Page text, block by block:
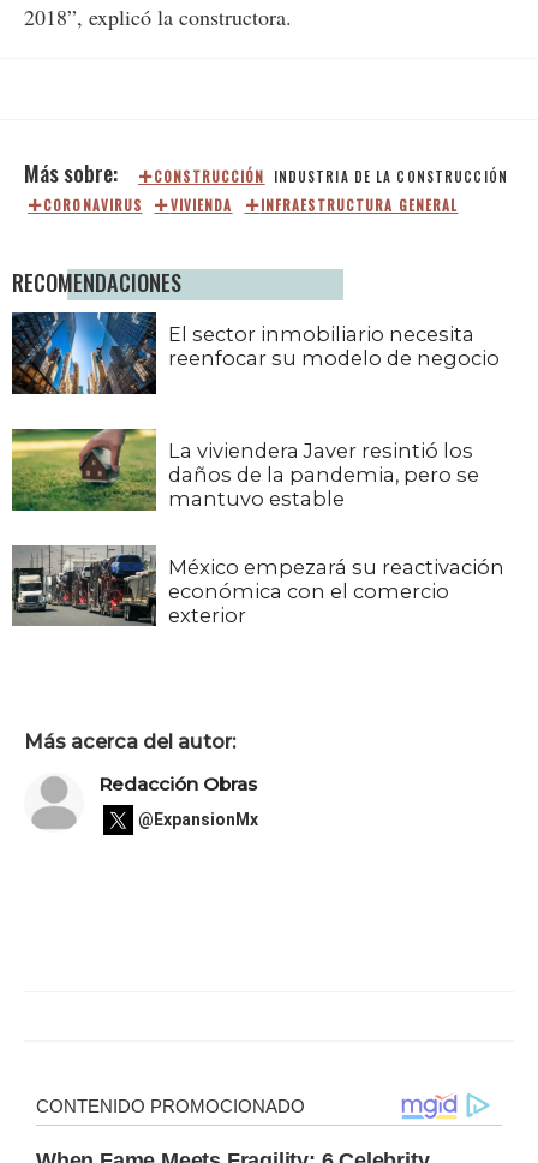
2018”, explicó la constructora.
CONSTRUCCIÓN
INDUSTRIA DE LA CONSTRUCCIÓN
CORONAVIRUS
VIVIENDA INFRAESTRUCTURA GENERAL
RECOMENDACIONES
El sector inmobiliario necesita
reenfocar su modelo de negocio
La viviendera Javer resintió los
daños de la pandemia, pero se
mantuvo estable
México empezará su reactivación
económica con el comercio
exterior
Más acerca del autor:
Redacción Obras
@ExpansionMx